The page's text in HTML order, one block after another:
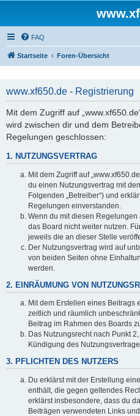
FAQ
Startseite Foren-Übersicht
www.xf650.de - Registrierung
Mit dem Zugriff auf
wird zwischen dir und dem
Regelungen geschlossen:
1. NUTZUNGSVERTRAG
Mit dem Zugriff auf
du einen Nutzungsvertrag mit
Folgenden „Betreiber“) und
Regelungen einverstanden.
Wenn du mit diesen
das Board nicht weiter nutzen.
jeweils die an dieser Stelle
Der Nutzungsvertrag wird auf
von beiden Seiten ohne
werden.
2. EINRÄUMUNG VON
Mit dem Erstellen eines Beitrags
zeitlich und räumlich
Beitrag im Rahmen des Boards
Das Nutzungsrecht nach Punkt
Kündigung des
3. PFLICHTEN DES NUTZERS
Du erklärst mit der Erstellung
enthält, die gegen geltendes
erklärst insbesondere, dass du
Beiträgen verwendeten Links